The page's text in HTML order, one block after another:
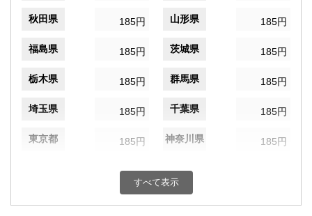
秋田県 185円 山形県 185円
福島県 185円 茨城県 185円
栃木県 185円 群馬県 185円
埼玉県 185円 千葉県 185円
東京都 185円 神奈川県 185円
185円 富山県
すべて表示